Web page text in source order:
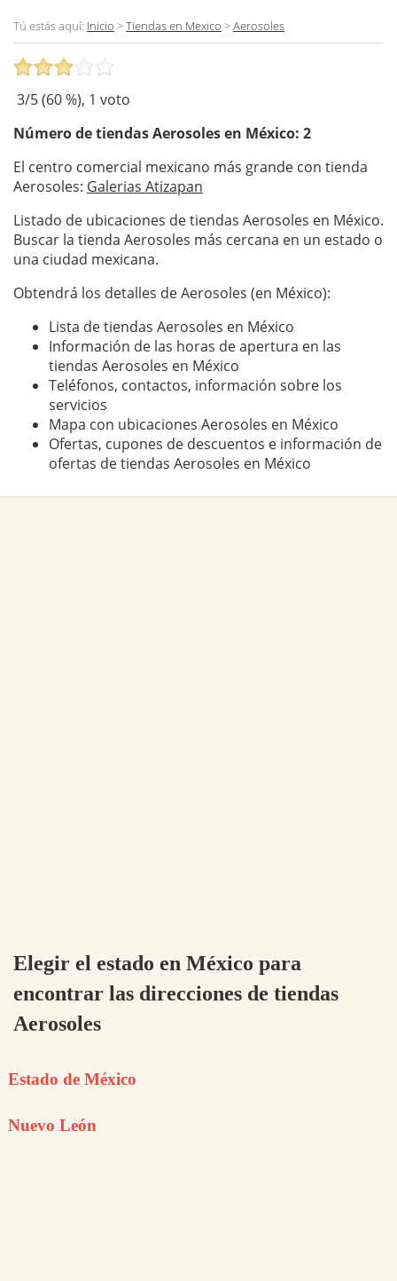
Tú estás aquí: Inicio >Tiendas en Mexico >Aerosoles
3/5 (60%), 1 voto
Número de tiendasAerosolesen México: 2
El centro comercial mexicano más grande con tienda
Aerosoles: Galerias Atizapan
Listado de ubicaciones de tiendas Aerosoles en México.
Buscar la tienda Aerosoles más cercana en un estado o
una ciudad mexicana.
Obtendrá los detalles de Aerosoles (en México):
Lista de tiendas Aerosoles en México
Información de las horas de apertura en las
tiendas Aerosoles en México
Teléfonos, contactos, información sobre los
servicios
Mapa con ubicaciones Aerosoles en México
Ofertas, cupones de descuentos e información de
ofertas de tiendas Aerosoles en México
Elegir el estado en México para
encontrar las direcciones de tiendas
Aerosoles
Estado de México
Nuevo León